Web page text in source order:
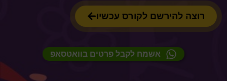
רוצה להירשם לקורס עכשיו
אשמח לקבל פרטים בוואטסאפ